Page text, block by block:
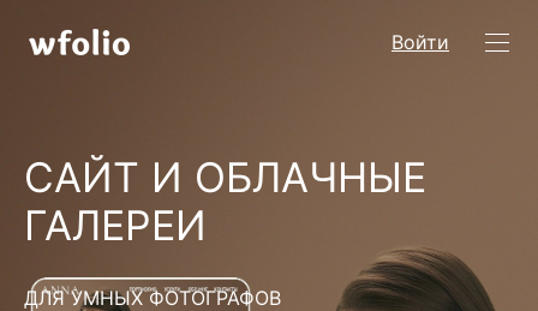
Войти
САЙТ И ОБЛАЧНЫЕ
ГАЛЕРЕИ
ДЛЯ УМНЫХ ФОТОГРАФОВ